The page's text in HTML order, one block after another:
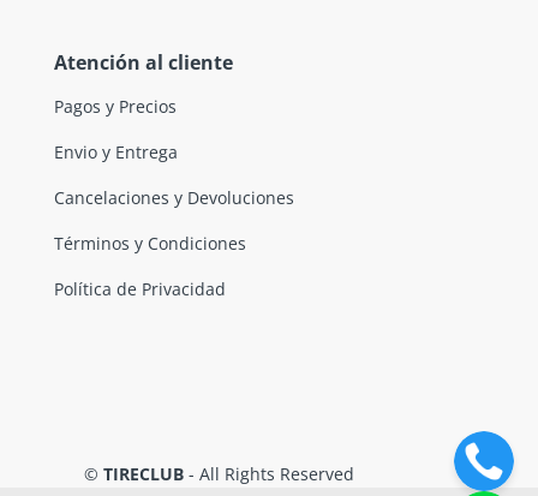
Atención al cliente
Pagos y Precios
Envio y Entrega
Cancelaciones y Devoluciones
Términos y Condiciones
Política de Privacidad
© TIRECLUB - All Rights Reserved